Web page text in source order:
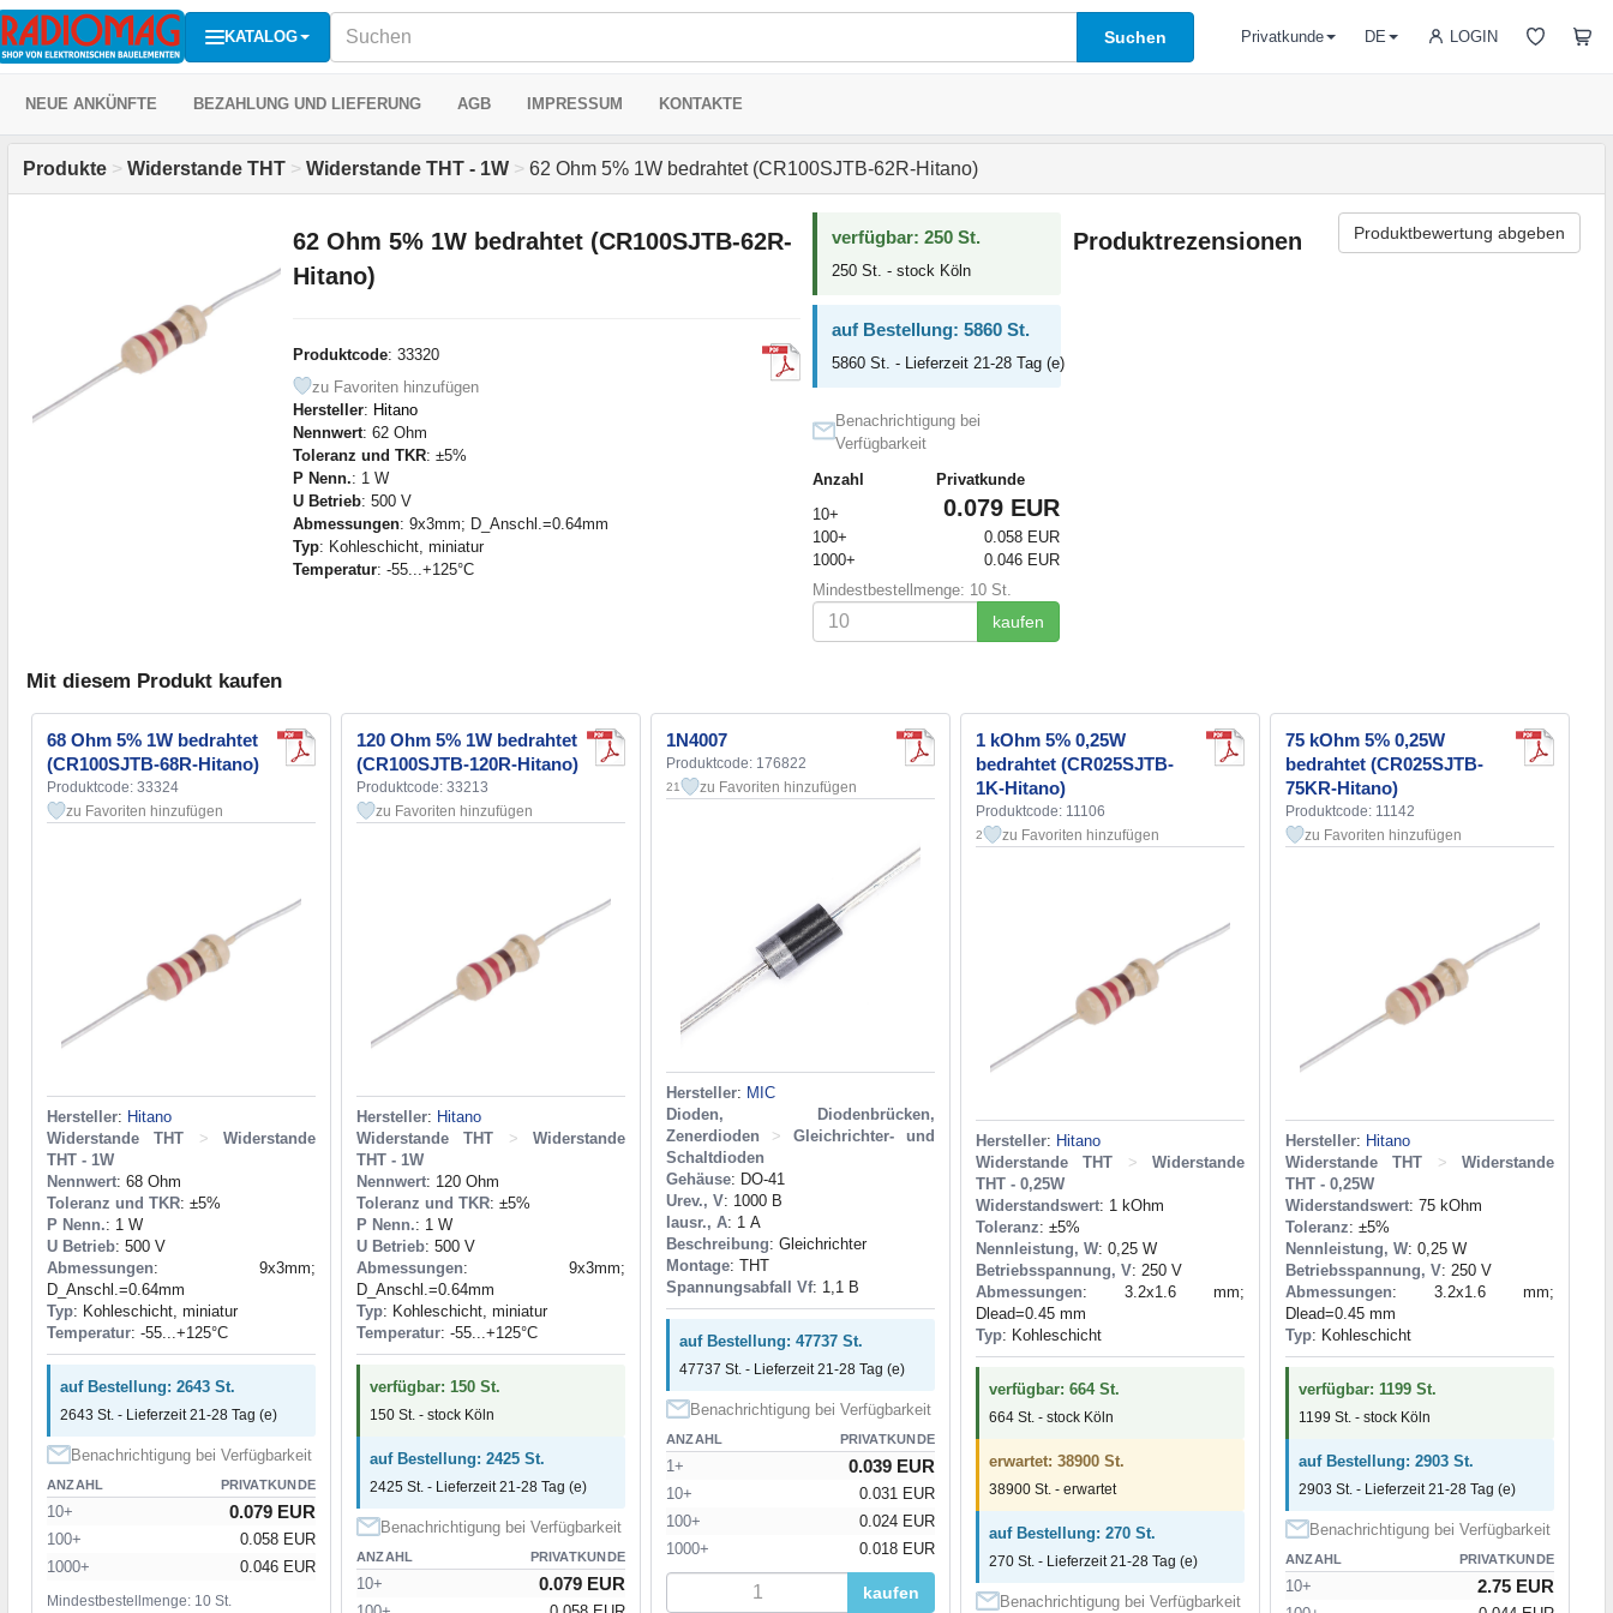
KATALOG Suchen LOGIN
Privatkunde DE
NEUE ANKÜNFTE BEZAHLUNG UND LIEFERUNG AGB IMPRESSUM KONTAKTE
Produkte > Widerstande THT > Widerstande THT - 1W > 62 Ohm 5% 1W bedrahtet (CR100SJTB-62R-Hitano)
62 Ohm 5% 1W bedrahtet (CR100SJTB-62R-
Hitano)
Produktcode: 33320
zu Favoriten hinzufügen
Hersteller: Hitano
Nennwert: 62 Ohm
Toleranz und TKR: ±5%
P Nenn.: 1 W
U Betrieb: 500 V
Abmessungen: 9x3mm; D_Anschl.=0.64mm
Typ: Kohleschicht, miniatur
Temperatur: -55...+125°C
verfügbar: 250 St.
250 St. - stock Köln
auf Bestellung: 5860 St.
5860 St. - Lieferzeit 21-28 Tag (e)
Benachrichtigung bei
Verfügbarkeit
Anzahl
Privatkunde
10+
0.079 EUR
100+
0.058 EUR
1000+
0.046 EUR
Mindestbestellmenge: 10 St.
kaufen
Produktrezensionen Produktbewertung abgeben
Mit diesem Produkt kaufen
68 Ohm 5% 1W bedrahtet
(CR100SJTB-68R-Hitano)
Produktcode: 33324
zu Favoriten hinzufügen
Hersteller: Hitano
Widerstande THT
>
Widerstande
THT - 1W
Nennwert: 68 Ohm
Toleranz und TKR: ±5%
P Nenn.: 1 W
U Betrieb: 500 V
Abmessungen: 9x3mm;
D_Anschl.=0.64mm
Typ: Kohleschicht, miniatur
Temperatur: -55...+125°C
auf Bestellung: 2643 St.
2643 St. - Lieferzeit 21-28 Tag (e)
Benachrichtigung bei Verfügbarkeit
ANZAHL PRIVATKUNDE
10+ 0.079 EUR
100+
0.058 EUR
1000+
0.046 EUR
Mindestbestellmenge: 10 St.
120 Ohm 5% 1W bedrahtet
(CR100SJTB-120R-Hitano)
Produktcode: 33213
zu Favoriten hinzufügen
Hersteller: Hitano
Widerstande THT
>
Widerstande
THT - 1W
Nennwert: 120 Ohm
Toleranz und TKR: ±5%
P Nenn.: 1 W
U Betrieb: 500 V
Abmessungen: 9x3mm;
D_Anschl.=0.64mm
Typ: Kohleschicht, miniatur
Temperatur: -55...+125°C
verfügbar: 150 St.
150 St. - stock Köln
auf Bestellung: 2425 St.
2425 St. - Lieferzeit 21-28 Tag (e)
Benachrichtigung bei Verfügbarkeit
ANZAHL PRIVATKUNDE
10+ 0.079 EUR
1N4007
Produktcode: 176822
21 zu Favoriten hinzufügen
Hersteller: MIC
Dioden, Diodenbrücken,
Zenerdioden
>
Gleichrichter- und
Schaltdioden
Gehäuse: DO-41
Urev., V: 1000 В
Iausr., A: 1 А
Beschreibung: Gleichrichter
Montage: THT
Spannungsabfall Vf: 1,1 В
auf Bestellung: 47737 St.
47737 St. - Lieferzeit 21-28 Tag (e)
Benachrichtigung bei Verfügbarkeit
ANZAHL PRIVATKUNDE
1+ 0.039 EUR
10+
0.031 EUR
100+
0.024 EUR
1000+
0.018 EUR
kaufen
1 kOhm 5% 0,25W
bedrahtet (CR025SJTB-
1K-Hitano)
Produktcode: 11106
2 zu Favoriten hinzufügen
Hersteller: Hitano
Widerstande THT
>
Widerstande
THT - 0,25W
Widerstandswert: 1 kOhm
Toleranz: ±5%
Nennleistung, W: 0,25 W
Betriebsspannung, V: 250 V
Abmessungen: 3.2x1.6 mm;
Dlead=0.45 mm
Typ: Kohleschicht
verfügbar: 664 St.
664 St. - stock Köln
erwartet: 38900 St.
38900 St. - erwartet
auf Bestellung: 270 St.
270 St. - Lieferzeit 21-28 Tag (e)
Benachrichtigung bei Verfügbarkeit
75 kOhm 5% 0,25W
bedrahtet (CR025SJTB-
75KR-Hitano)
Produktcode: 11142
zu Favoriten hinzufügen
Hersteller: Hitano
Widerstande THT
>
Widerstande
THT - 0,25W
Widerstandswert: 75 kOhm
Toleranz: ±5%
Nennleistung, W: 0,25 W
Betriebsspannung, V: 250 V
Abmessungen: 3.2x1.6 mm;
Dlead=0.45 mm
Typ: Kohleschicht
verfügbar: 1199 St.
1199 St. - stock Köln
auf Bestellung: 2903 St.
2903 St. - Lieferzeit 21-28 Tag (e)
Benachrichtigung bei Verfügbarkeit
ANZAHL PRIVATKUNDE
10+ 2.75 EUR